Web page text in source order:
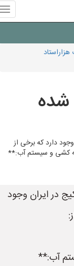
دارد که برخی از
به لوله کشی و سیستم آب:**
در ایران وجود